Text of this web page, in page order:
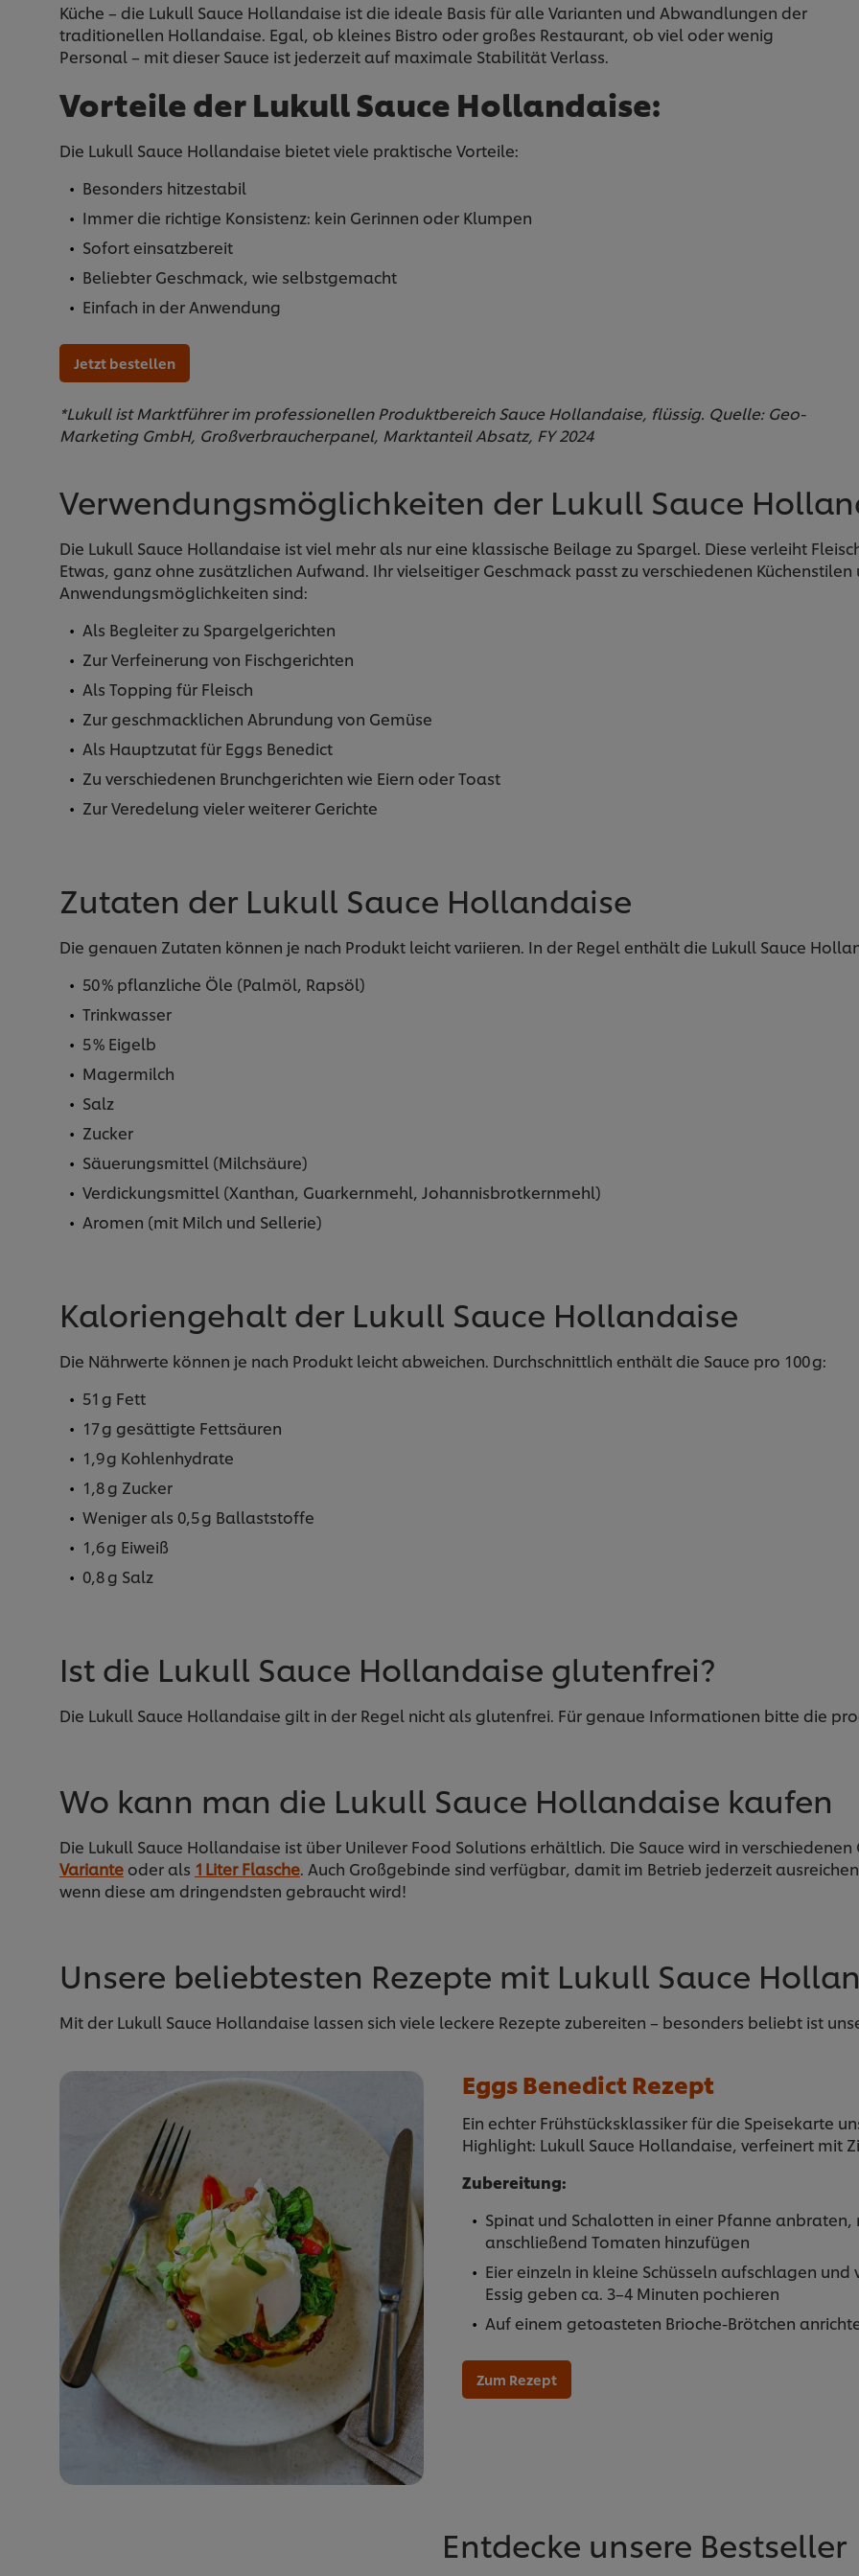
Küche – die Lukull Sauce Hollandaise ist die ideale Basis für alle Varianten und Abwandlungen der
traditionellen Hollandaise. Egal, ob kleines Bistro oder großes Restaurant, ob viel oder wenig
Personal – mit dieser Sauce ist jederzeit auf maximale Stabilität Verlass.
Vorteile der Lukull Sauce Hollandaise:
Die Lukull Sauce Hollandaise bietet viele praktische Vorteile:
Besonders hitzestabil
Immer die richtige Konsistenz: kein Gerinnen oder Klumpen
Sofort einsatzbereit
Beliebter Geschmack, wie selbstgemacht
Einfach in der Anwendung
Jetzt bestellen
*Lukull ist Marktführer im professionellen Produktbereich Sauce Hollandaise, flüssig. Quelle: Geo-
Marketing GmbH, Großverbraucherpanel, Marktanteil Absatz, FY 2024
Verwendungsmöglichkeiten der Lukull Sauce
Die Lukull Sauce Hollandaise ist viel mehr als nur eine klassische Beilage zu Spargel. Diese verleiht
Etwas, ganz ohne zusätzlichen Aufwand. Ihr vielseitiger Geschmack passt zu verschiedenen Küchenstilen
Anwendungsmöglichkeiten sind:
Als Begleiter zu Spargelgerichten
Zur Verfeinerung von Fischgerichten
Als Topping für Fleisch
Zur geschmacklichen Abrundung von Gemüse
Als Hauptzutat für Eggs Benedict
Zu verschiedenen Brunchgerichten wie Eiern oder Toast
Zur Veredelung vieler weiterer Gerichte
Zutaten der Lukull Sauce Hollandaise
Die genauen Zutaten können je nach Produkt leicht variieren. In der Regel enthält die Lukull Sauce
50 % pflanzliche Öle (Palmöl, Rapsöl)
Trinkwasser
5 % Eigelb
Magermilch
Salz
Zucker
Säuerungsmittel (Milchsäure)
Verdickungsmittel (Xanthan, Guarkernmehl, Johannisbrotkernmehl)
Aromen (mit Milch und Sellerie)
Kaloriengehalt der Lukull Sauce Hollandaise
Die Nährwerte können je nach Produkt leicht abweichen. Durchschnittlich enthält die Sauce pro 100 g:
51 g Fett
17 g gesättigte Fettsäuren
1,9 g Kohlenhydrate
1,8 g Zucker
Weniger als 0,5 g Ballaststoffe
1,6 g Eiweiß
0,8 g Salz
Ist die Lukull Sauce Hollandaise glutenfrei?
Die Lukull Sauce Hollandaise gilt in der Regel nicht als glutenfrei. Für genaue Informationen bitte die
Wo kann man die Lukull Sauce Hollandaise kaufen
Die Lukull Sauce Hollandaise ist über Unilever Food Solutions erhältlich. Die Sauce wird in
Variante oder als 1 Liter Flasche. Auch Großgebinde sind verfügbar, damit im Betrieb jederzeit
wenn diese am dringendsten gebraucht wird!
Unsere beliebtesten Rezepte mit Lukull Sauce
Mit der Lukull Sauce Hollandaise lassen sich viele leckere Rezepte zubereiten – besonders beliebt ist
Eggs Benedict Rezept
Ein echter Frühstücksklassiker für die Speisekarte
Highlight: Lukull Sauce Hollandaise, verfeinert mit
Zubereitung:
Spinat und Schalotten in einer Pfanne
anschließend Tomaten hinzufügen
Eier einzeln in kleine Schüsseln aufschlagen
Essig geben ca. 3–4 Minuten pochieren
Auf einem getoasteten Brioche-Brötchen
Zum Rezept
Entdecke unsere Bestseller